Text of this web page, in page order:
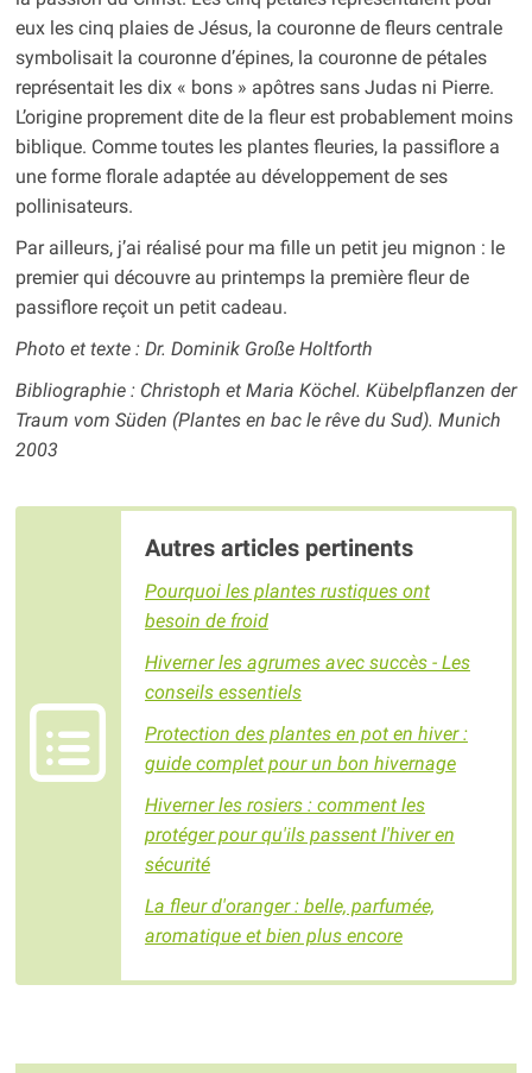
eux les cinq plaies de Jésus, la couronne de fleurs centrale
symbolisait la couronne d’épines, la couronne de pétales
représentait les dix « bons » apôtres sans Judas ni Pierre.
L’origine proprement dite de la fleur est probablement moins
biblique. Comme toutes les plantes fleuries, la passiflore a
une forme florale adaptée au développement de ses
pollinisateurs.
Par ailleurs, j’ai réalisé pour ma fille un petit jeu mignon : le
premier qui découvre au printemps la première fleur de
passiflore reçoit un petit cadeau.
Photo et texte : Dr. Dominik Große Holtforth
Bibliographie : Christoph et Maria Köchel. Kübelpflanzen der
Traum vom Süden (Plantes en bac le rêve du Sud). Munich
2003
Autres articles pertinents
Pourquoi les plantes rustiques ont
besoin de froid
Hiverner les agrumes avec succès - Les
conseils essentiels
Protection des plantes en pot en hiver :
guide complet pour un bon hivernage
Hiverner les rosiers : comment les
protéger pour qu'ils passent l'hiver en
sécurité
La fleur d'oranger : belle, parfumée,
aromatique et bien plus encore